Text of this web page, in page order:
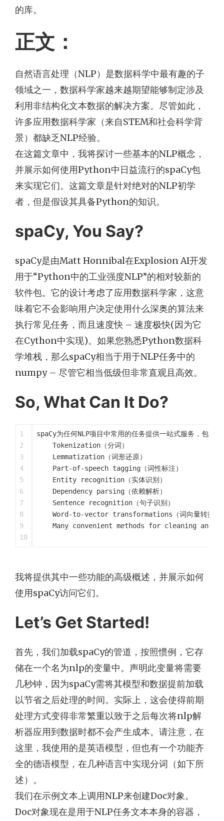
的库。
正文：
自然语言处理（NLP）是数据科学中最有趣的子
领域之一，数据科学家越来越期望能够制定涉及
利用非结构化文本数据的解决方案。尽管如此，
许多应用数据科学家（来自STEM和社会科学背
景）都缺乏NLP经验。
在这篇文章中，我将探讨一些基本的NLP概念，
并展示如何使用Python中日益流行的spaCy包
来实现它们。这篇文章是针对绝对的NLP初学
者，但是假设其具备Python的知识。
spaCy, You Say?
spaCy是由Matt Honnibal在Explosion AI开发
用于“Python中的工业强度NLP”的相对较新的
软件包。它的设计考虑了应用数据科学家，这意
味着它不会影响用户决定使用什么深奥的算法来
执行常见任务，而且速度快 – 速度极快(因为它
在Cython中实现)。如果您熟悉Python数据科
学堆栈，那么spaCy相当于用于NLP任务中的
numpy – 尽管它相当低级但非常直观且高效。
So, What Can It Do?
1
2
3
4
5
6
7
8
9
spaCy为任何NLP项目中常用的任务提供一站式服务，包括：
    Tokenization（分词）
    Lemmatization（词形还原）
    Part-of-speech tagging（词性标注）
    Entity recognition（实体识别）
    Dependency parsing（依赖解析）
    Sentence recognition（句子识别）
    Word-to-vector transformations（词向量转换）
Many convenient methods for cleaning and
我将提供其中一些功能的高级概述，并展示如何
使用spaCy访问它们。
Let’s Get Started!
首先，我们加载spaCy的管道，按照惯例，它存
储在一个名为nlp的变量中。声明此变量将需要
几秒钟，因为spaCy需将其模型和数据提前加载
以节省之后处理的时间。实际上，这会使得前期
处理方式变得非常繁重以致于之后每次将nlp解
析器应用到数据时都不会产生成本。请注意，在
这里，我使用的是英语模型，但也有一个功能齐
全的德语模型，在几种语言中实现分词（如下所
述）。
我们在示例文本上调用NLP来创建Doc对象。
Doc对象现在是用于NLP任务文本本身的容器，